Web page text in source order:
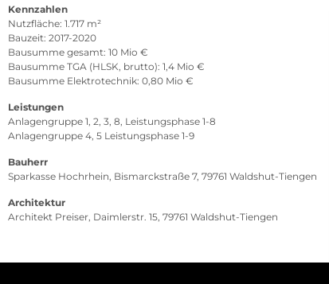
Kennzahlen
Nutzfläche: 1.717 m²
Bauzeit: 2017-2020
Bausumme gesamt: 10 Mio €
Bausumme TGA (HLSK, brutto): 1,4 Mio €
Bausumme Elektrotechnik: 0,80 Mio €
Leistungen
Anlagengruppe 1, 2, 3, 8, Leistungsphase 1-8
Anlagengruppe 4, 5 Leistungsphase 1-9
Bauherr
Sparkasse Hochrhein, Bismarckstraße 7, 79761 Waldshut-Tiengen
Architektur
Architekt Preiser, Daimlerstr. 15, 79761 Waldshut-Tiengen